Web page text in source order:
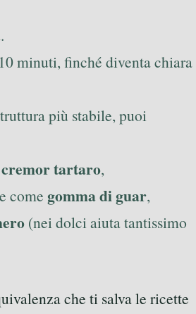
.
minuti, finché diventa chiara
più stabile, puoi
cremor tartaro,
come gomma di guar,
(nei dolci aiuta tantissimo
che ti salva le ricette